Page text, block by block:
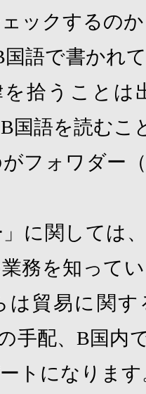
ックするの
国語で書かれ
を拾うことは
B国語を読むこ
フォワダー
に関しては
務を知って
は貿易に関
手配、 B国内
トになります